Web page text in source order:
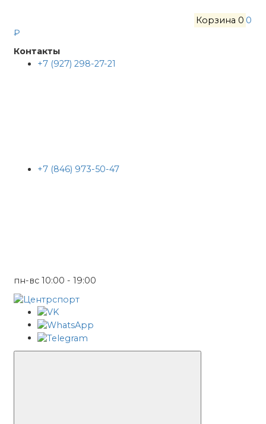
Корзина 0 0
₽
Контакты
+7 (927) 298-27-21
+7 (846) 973-50-47
пн-вс 10:00 - 19:00